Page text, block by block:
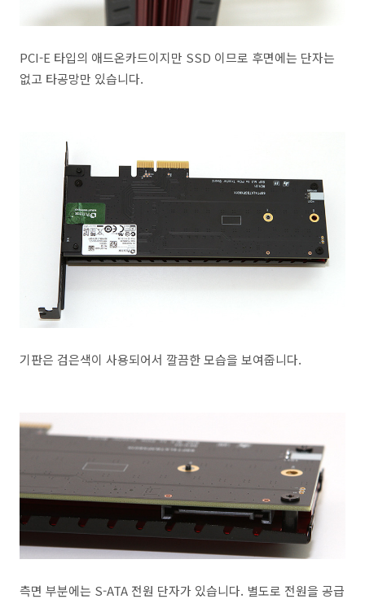
PCI-E 타입의 애드온카드이지만 SSD 이므로 후면에는 단자는
없고 타공망만 있습니다.
기판은 검은색이 사용되어서 깔끔한 모습을 보여줍니다.
측면 부분에는 S-ATA 전원 단자가 있습니다. 별도로 전원을 공급